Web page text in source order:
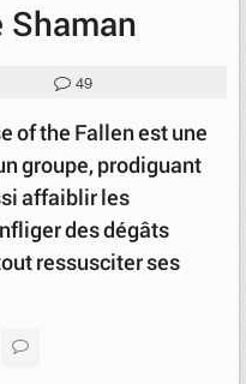
Shaman
49
of the Fallen est une
groupe, prodiguant
affaiblir les
des dégâts
ressusciter ses